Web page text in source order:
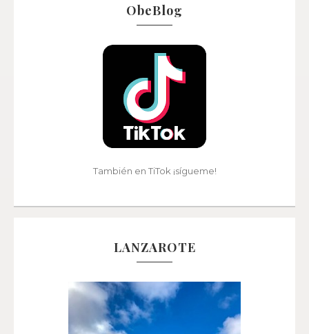
ObeBlog
También en TiTok ¡sígueme!
LANZAROTE